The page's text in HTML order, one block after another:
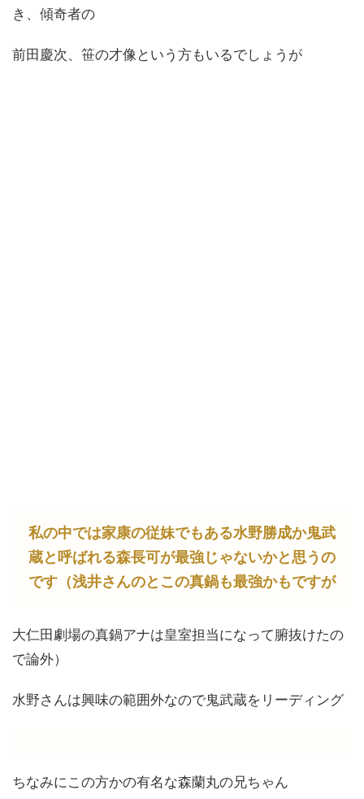
き、傾奇者の
前田慶次、笹の才像という方もいるでしょうが
私の中では家康の従妹でもある水野勝成か鬼武
蔵と呼ばれる森長可が最強じゃないかと思うの
です（浅井さんのとこの真鍋も最強かもですが
大仁田劇場の真鍋アナは皇室担当になって腑抜けたの
で論外）
水野さんは興味の範囲外なので鬼武蔵をリーディング
ちなみにこの方かの有名な森蘭丸の兄ちゃん